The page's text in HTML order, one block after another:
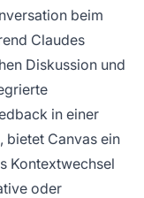
beim
Claudes
Diskussion und
in einer
bietet Canvas ein
Kontextwechsel
oder